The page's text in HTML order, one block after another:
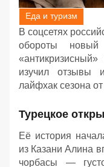
Еда и туризм
В соцсетях
обороты новый
изучил отзывы
лайфхак сезона
Турецкое
Её история
из Казани Алина
чорбасы —